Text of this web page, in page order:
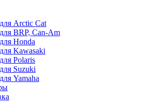
Arctic Cat
BRP, Can-Am
Honda
Kawasaki
Polaris
Suzuki
Yamaha